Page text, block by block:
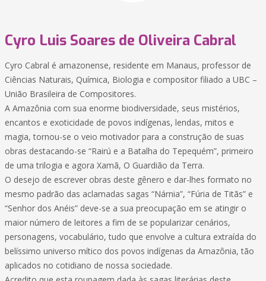
Cyro Luis Soares de Oliveira Cabral
Cyro Cabral é amazonense, residente em Manaus, professor de
Ciências Naturais, Química, Biologia e compositor filiado a UBC –
União Brasileira de Compositores.
A Amazônia com sua enorme biodiversidade, seus mistérios,
encantos e exoticidade de povos indígenas, lendas, mitos e
magia, tornou-se o veio motivador para a construção de suas
obras destacando-se “Rairú e a Batalha do Tepequém”, primeiro
de uma trilogia e agora Xamã, O Guardião da Terra.
O desejo de escrever obras deste gênero e dar-lhes formato no
mesmo padrão das aclamadas sagas “Nárnia”, “Fúria de Titãs” e
“Senhor dos Anéis” deve-se a sua preocupação em se atingir o
maior número de leitores a fim de se popularizar cenários,
personagens, vocabulário, tudo que envolve a cultura extraída do
belíssimo universo mítico dos povos indígenas da Amazônia, tão
aplicados no cotidiano de nossa sociedade.